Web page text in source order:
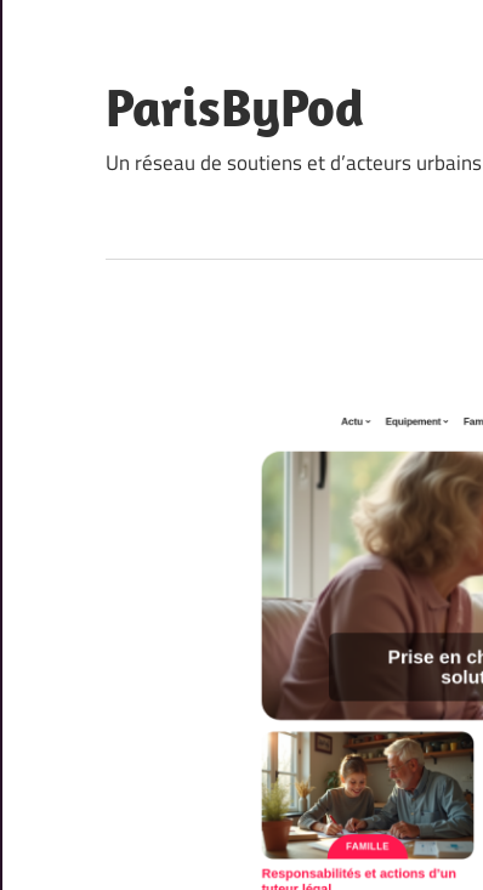
content
ParisByPod
Un réseau de soutiens et d’acteurs urbains